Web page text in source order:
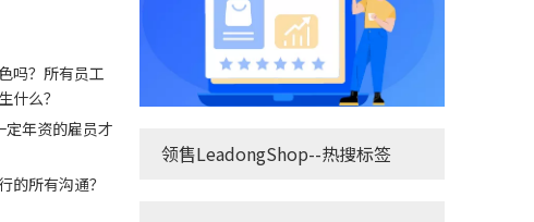
吗？所有员工
什么？
年资的雇员才
的所有沟通？
领售LeadongShop--热搜标签